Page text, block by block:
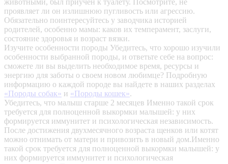
животными, был приучен к туалету. Посмотрите, не
проявляет ли он излишнюю пугливость или агрессию.
Обязательно поинтересуйтесь у заводчика историей
родителей, особенно мамы: каков их темперамент, заслуги,
состояние здоровья и возраст вязки.
Изучите особенности породы Убедитесь, что хорошо изучили
особенности выбранной породы, и ответьте себе на вопрос:
сможете ли вы выделить необходимое время, ресурсы и
энергию для заботы о своем новом любимце? Подробную
информацию о каждой породе вы найдете в наших разделах
«Породы собак» и «Породы кошек».
Убедитесь, что малыш старше 2 месяцев Именно такой срок
требуется для полноценной выкормки малышей: у них
формируется иммунитет и психологическая независимость.
После достижения двухмесячного возраста щенков или котят
можно отнимать от матери и привозить в новый дом.Именно
такой срок требуется для полноценной выкормки малышей: у
них формируется иммунитет и психологическая